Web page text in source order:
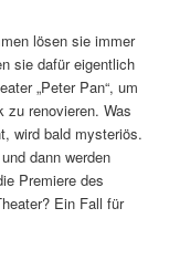
lösen sie immer
sie dafür eigentlich
„Peter Pan“, um
zu renovieren. Was
wird bald mysteriös.
dann werden
Premiere des
Ein Fall für